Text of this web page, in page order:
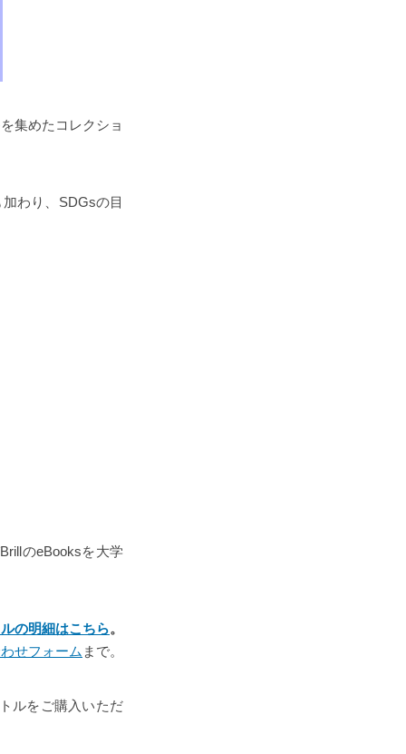
集めたコレクショ
わり、SDGsの目
のeBooksを大学
の明細はこちら。
せフォーム まで。
ルをご購入いただ